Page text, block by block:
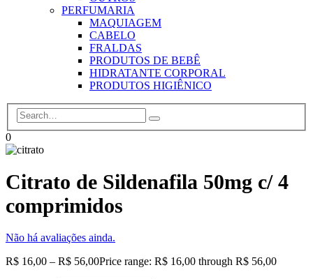
PERFUMARIA
MAQUIAGEM
CABELO
FRALDAS
PRODUTOS DE BEBÊ
HIDRATANTE CORPORAL
PRODUTOS HIGIÊNICO
0
Citrato de Sildenafila 50mg c/ 4
comprimidos
Não há avaliações ainda.
R$ 16,00 – R$ 56,00Price range: R$ 16,00 through R$ 56,00